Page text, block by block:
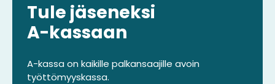
Tule jäseneksi
A-kassaan
A-kassa on kaikille palkansaajille avoin
työttömyyskassa.